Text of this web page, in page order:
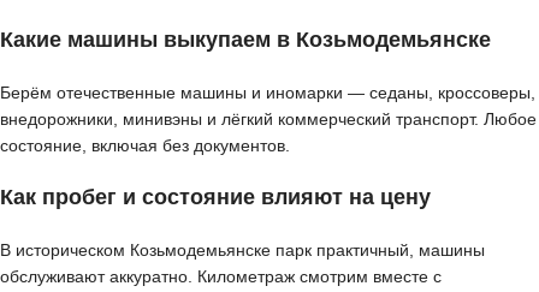
Какие машины выкупаем в Козьмодемьянске
Берём отечественные машины и иномарки — седаны, кроссоверы,
внедорожники, минивэны и лёгкий коммерческий транспорт. Любое
состояние, включая без документов.
Как пробег и состояние влияют на цену
В историческом Козьмодемьянске парк практичный, машины
обслуживают аккуратно. Километраж смотрим вместе с